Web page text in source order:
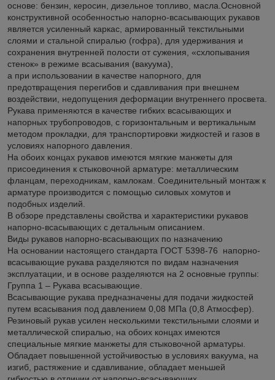
основе: бензин, керосин, дизельное топливо, масла.Основной
конструктивной особенностью напорно-всасывающих рукавов
является усиленный каркас, армированный текстильными
слоями и стальной спиралью (гофра), для удерживания и
сохранения внутренней полости от сужения, «схлопывания
стенок» в режиме всасывания (вакуума),
а при использовании в качестве напорного, для
предотвращения перегибов и сдавливания при внешнем
воздействии, недопущения деформации внутреннего просвета.
Рукава применяются в качестве гибких всасывающих и
напорных трубопроводов, с горизонтальным и вертикальным
методом прокладки, для транспортировки жидкостей и газов в
условиях напорного давления.
На обоих концах рукавов имеются мягкие манжеты для
присоединения к стыковочной арматуре: металлическим
фланцам, переходникам, камлокам. Соединительный монтаж к
арматуре производится с помощью силовых хомутов и
подобных изделий.
В обзоре представлены свойства и характеристики рукавов
напорно-всасывающих с детальным описанием.
Виды рукавов напорно-всасывающих по назначению
На основании настоящего стандарта ГОСТ 5398-76 напорно-
всасывающие рукава разделяются по видам назначения
эксплуатации, и в основе разделяются на 2 основные группы:
Группа 1 – Рукава всасывающие.
Всасывающие рукава предназначены для подачи жидкостей
путем всасывания под давлением 0,08 МПа (0,8 Атмосфер).
Резиновый рукав усилен несколькими текстильными слоями и
металлической спиралью, на обоих концах имеются
специальные мягкие манжеты для стыковочной арматуры.
Обладает повышенной устойчивостью в условиях вакуума, на
изгиб, растяжение и сдавливание, обладает меньшей